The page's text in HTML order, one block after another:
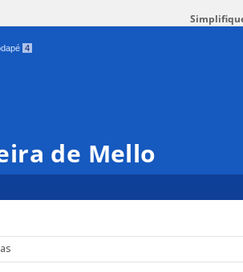
4
de Mello